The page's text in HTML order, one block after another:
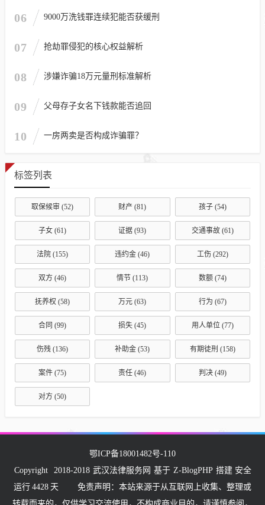
06 9000万洗钱罪连续犯能否获缓刑
07 抢劫罪侵犯的核心权益解析
08 涉嫌诈骗18万元量刑标准解析
09 父母存子女名下钱款能否追回
10 一房两卖是否构成诈骗罪？
标签列表
取保候审 (52) 财产 (81) 孩子(54)
子女 (61) 证据 (93) 交通事故(61)
法院 (155) 违约金 (46) 工伤(292)
双方 (46) 情节 (113) 数额 (74)
抚养权 (58) 万元 (63) 行为 (67)
合同 (99) 损失 (45) 用人单位(77)
伤残 (136) 补助金 (53) 有期徒刑 (158)
案件 (75) 责任 (46) 判决(49)
对方 (50)
鄂ICP备18001482号-110
Copyright
2018-2018 武汉法律服务网 基于 Z-BlogPHP 搭建 安全
运行 4428 天
免责声明：本站来源于从互联网上收集、整理或